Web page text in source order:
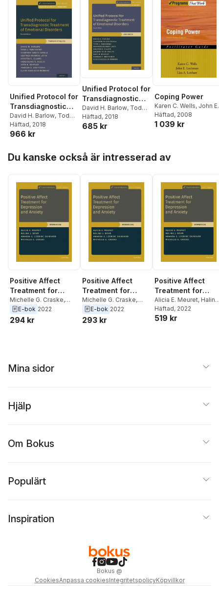
Unified Protocol for
Transdiagnostic
Treatment of
Emotional
Disorders
David H. Barlow, Todd
J. Farchione,
Sauer-Zavala
Bullis,Kate H. Bentley,
Clair Cassiello-Robbins
Häftad, 2018
966 kr
Unified Protocol for
Transdiagnostic
Treatment of
Emotional
Disorders
David H. Barlow, Todd
J. Farchione,
Sauer-Zavala
Bullis
Kate H. Bentley
Hannah T. Boettcher,
Häftad, 2018
685 kr
Coping Power
Karen C. Wells, John E.
Lochman,Lisa A.
Lenhart
Häftad, 2008
1 039 kr
Du kanske också är intresserad av
Positive Affect
Treatment for
Depression and
Anxiety
Michelle G. Craske,
Amanda Loerinc
Guinyard
E-bok 2022
294 kr
Positive Affect
Treatment for
Depression and
Anxiety
Michelle G. Craske,
Amanda Loerinc
Guinyard
E-bok 2022
293 kr
Positive Affect
Treatment for
Depression and
Anxiety
Alicia E. Meuret, Halina
Dour,Amanda Loerinc
Guinyard
Häftad, 2022
519 kr
Mina sidor
Hjälp
Om Bokus
Populärt
Inspiration
Bokus @
CookiesAnpassa cookiesIntegritetspolicyKöpvillkor